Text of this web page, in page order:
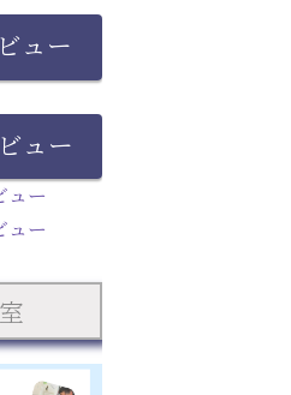
ュー
ュー
ュー
ュー